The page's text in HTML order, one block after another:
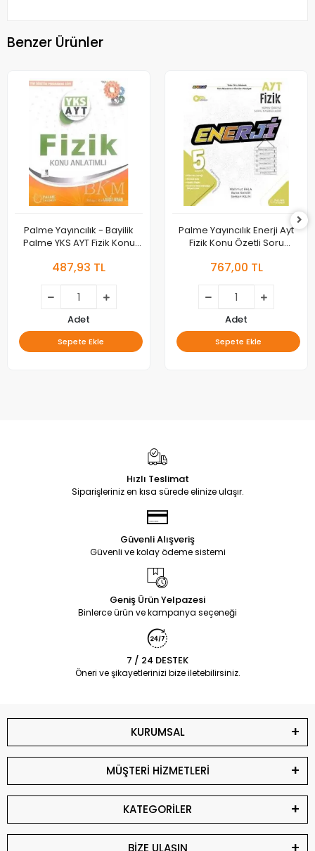
Benzer Ürünler
Palme Yayıncılık - Bayilik
Palme YKS AYT Fizik Konu
487,93 TL
Adet
Sepete Ekle
Palme Yayıncılık Enerji Ayt
Fizik Konu Özetli Soru
767,00 TL
Adet
Sepete Ekle
Hızlı Teslimat
Siparişleriniz en kısa sürede elinize ulaşır.
Güvenli Alışveriş
Güvenli ve kolay ödeme sistemi
Geniş Ürün Yelpazesi
Binlerce ürün ve kampanya seçeneği
7 / 24 DESTEK
Öneri ve şikayetlerinizi bize iletebilirsiniz.
KURUMSAL
MÜŞTERİ HİZMETLERİ
KATEGORİLER